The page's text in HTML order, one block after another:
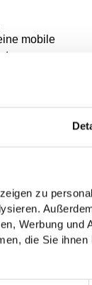
zu
Werbung
die Sie
mobile
zu
Sie den